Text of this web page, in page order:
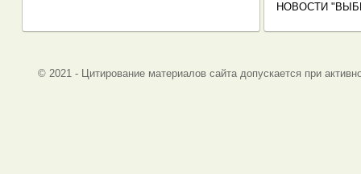
НОВОСТИ
© 2021 - Цитирование материалов сайта допускается при